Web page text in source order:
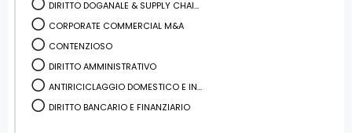
DIRITTO DOGANALE & SUPPLY CHAI...
CORPORATE COMMERCIAL M&A
CONTENZIOSO
DIRITTO AMMINISTRATIVO
ANTIRICICLAGGIO DOMESTICO E IN...
DIRITTO BANCARIO E FINANZIARIO